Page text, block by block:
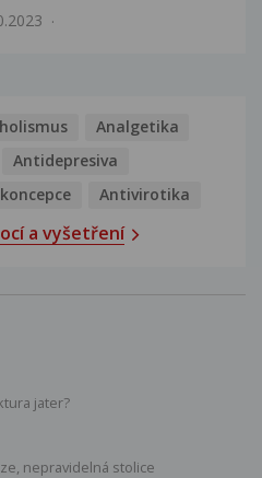
Analgetika
Antidepresiva
Antivirotika
a vyšetření
jater?
nepravidelná stolice